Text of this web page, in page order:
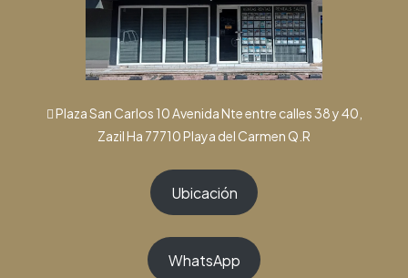
Plaza San Carlos 10 Avenida Nte entre calles 38 y 40,
Zazil Ha 77710 Playa del Carmen Q.R
Ubicación
WhatsApp